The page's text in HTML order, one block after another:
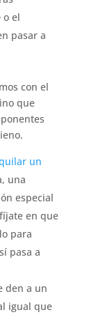
o el
pasar a
con el
que
un
una
especial
en que
para
pasa a
den a un
igual que